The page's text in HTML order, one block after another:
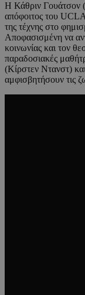
Η Κάθριν Γουάτσον
απόφοιτος του
της τέχνης στο
Αποφασισμένη να
κοινωνίας και τον
παραδοσιακές
(Κίρστεν Ντανστ)
αμφισβητήσουν τις